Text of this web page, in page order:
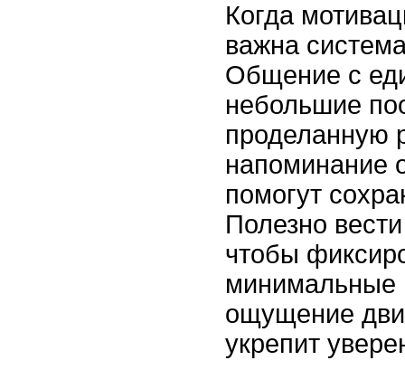
Когда
важна
Общение с
небольшие
проделанную
напоминание
помогут
Полезно
чтобы
минимальные
ощущение
укрепит